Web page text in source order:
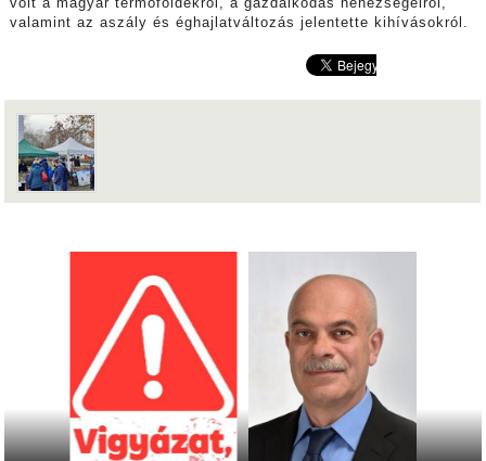
valamint az aszály és éghajlatváltozás jelentette kihívásokról.